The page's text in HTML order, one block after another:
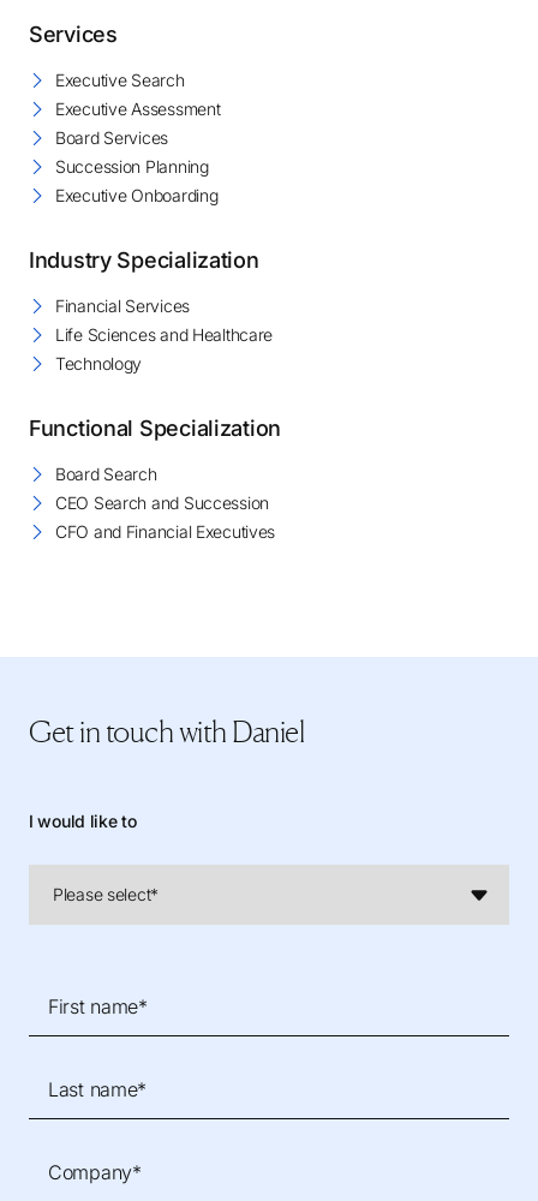
Services
Executive Search
Executive Assessment
Board Services
Succession Planning
Executive Onboarding
Industry Specialization
Financial Services
Life Sciences and Healthcare
Technology
Functional Specialization
Board Search
CEO Search and Succession
CFO and Financial Executives
Get in touchwith Daniel
I would like to
First name*
Last name*
Company*